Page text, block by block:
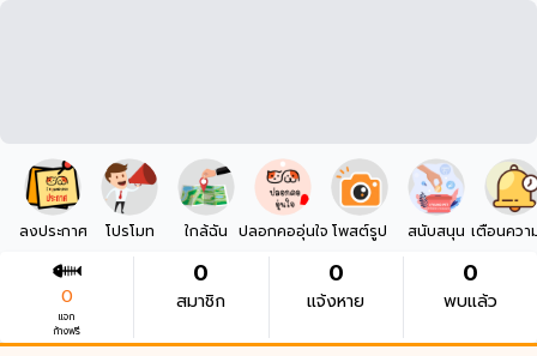
ลงประกาศ โปรโมท ใกล้ฉัน ปลอกคออุ่นใจ โพสต์รูป สนับสนุน เตือนควา
0
แจก
ก้างฟรี
0
สมาชิก
0
แจ้งหาย
0
พบแล้ว